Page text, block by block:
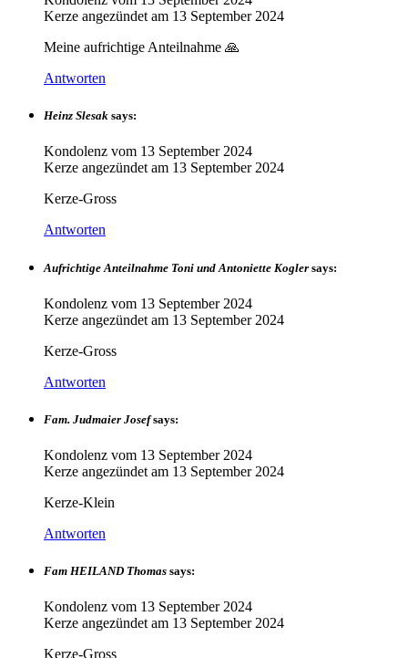
Kerze angezündet am 13 September 2024
Meine aufrichtige Anteilnahme 🙏
Antworten
Heinz Slesak says:
Kondolenz vom 13 September 2024
Kerze angezündet am 13 September 2024
Kerze-Gross
Antworten
Aufrichtige Anteilnahme Toni und Antoniette Kogler says:
Kondolenz vom 13 September 2024
Kerze angezündet am 13 September 2024
Kerze-Gross
Antworten
Fam. Judmaier Josef says:
Kondolenz vom 13 September 2024
Kerze angezündet am 13 September 2024
Kerze-Klein
Antworten
Fam HEILAND Thomas says:
Kondolenz vom 13 September 2024
Kerze angezündet am 13 September 2024
Kerze-Gross